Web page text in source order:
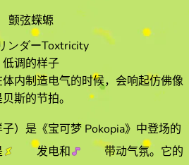
颤弦蝾螈
ンダーToxtricity
低调的样子
内制造电气的时候，会响起仿佛像
斯的节拍。
） 是《宝可梦 Pokopia》中登场的
发电和 带动气氛。它的